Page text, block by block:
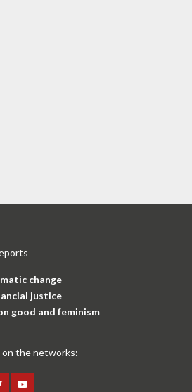
change
justice
good and feminism
the networks: